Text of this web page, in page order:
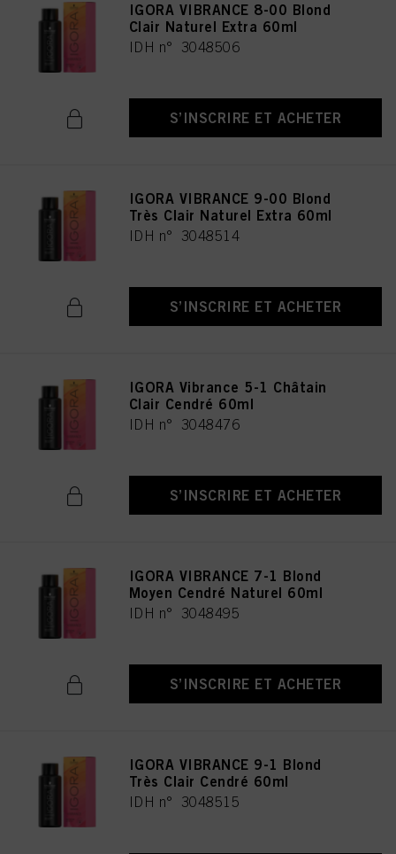
IGORA VIBRANCE 8-00 Blond
Clair Naturel Extra 60ml
IDH n° 3048506
S’INSCRIRE ET ACHETER
IGORA VIBRANCE 9-00 Blond
Très Clair Naturel Extra 60ml
IDH n° 3048514
S’INSCRIRE ET ACHETER
IGORA Vibrance 5-1 Châtain
Clair Cendré 60ml
IDH n° 3048476
S’INSCRIRE ET ACHETER
IGORA VIBRANCE 7-1 Blond
Moyen Cendré Naturel 60ml
IDH n° 3048495
S’INSCRIRE ET ACHETER
IGORA VIBRANCE 9-1 Blond
Très Clair Cendré 60ml
IDH n° 3048515